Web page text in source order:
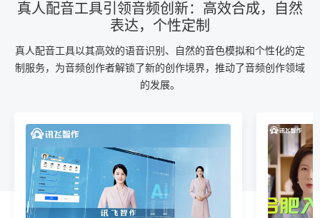
真人配音工具引领音频创新：高效合成，自然
表达，个性定制
真人配音工具以其高效的语音识别、自然的音色模拟和个性化的定
制服务，为音频创作者解锁了新的创作境界，推动了音频创作领域
的发展。